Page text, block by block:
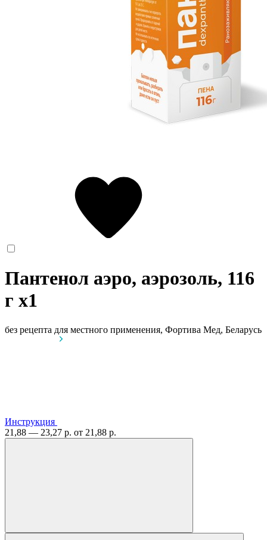
Пантенол аэро, аэрозоль, 116
г x1
без рецепта для местного применения, Фортива Мед, Беларусь
Инструкция
21,88 — 23,27 р. от 21,88 р.